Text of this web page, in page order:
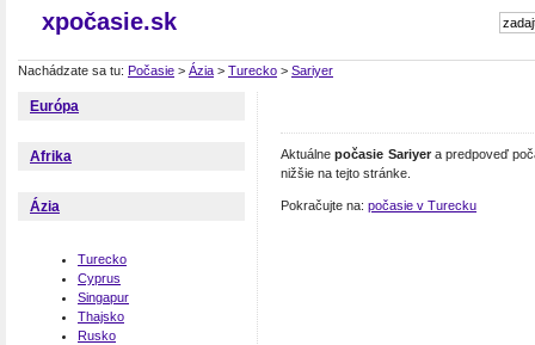
xpočasie.sk
Nachádzate sa tu: Počasie > Ázia > Turecko > Sariyer
Európa
Afrika
Ázia
Turecko
Cyprus
Singapur
Thajsko
Rusko
Aktuálnepočasie Sariyera predpoveď
nižšie na tejto stránke.
Pokračujte na: počasie v Turecku